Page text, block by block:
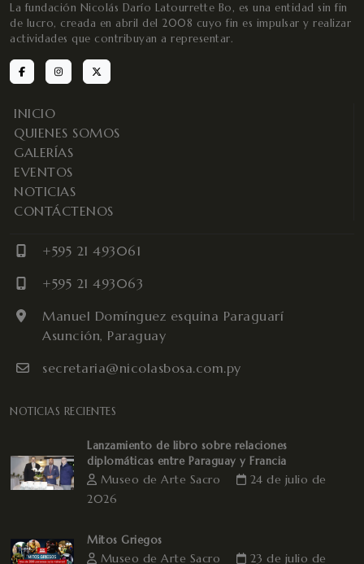
La fundación Nicolás Darío Latourrette Bo, es una entidad sin fin
de lucro, creada en abril del 2008 cuyo fin es impulsar y realizar
actividades que contribuyan a representar.
INICIO
QUIENES SOMOS
GALERÍAS
EVENTOS
NOTICIAS
CONTÁCTENOS
+595 21 493061
+595 21 493063
Manuel Domínguez esquina Paraguarí
Asunción, Paraguay
secretaria@nicolasbosa.com.py
NOTICIAS RECIENTES
Lanzamiento de libro sobre relaciones
diplomáticas entre Paraguay y Francia
Museo de Arte Sacro
24 de julio de
2026
Mitos Griegos
Museo de Arte Sacro 23 de julio de